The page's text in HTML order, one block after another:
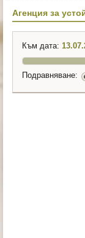
Агенция за
Към дата:
Подравняване: